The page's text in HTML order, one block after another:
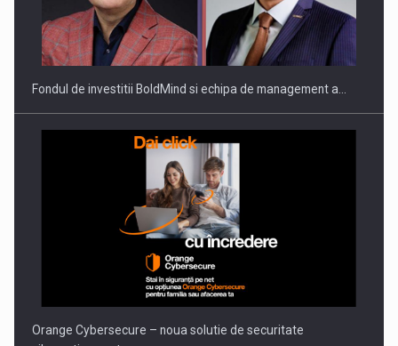
Fondul de investitii BoldMind si echipa de management a…
Orange Cybersecure – noua solutie de securitate